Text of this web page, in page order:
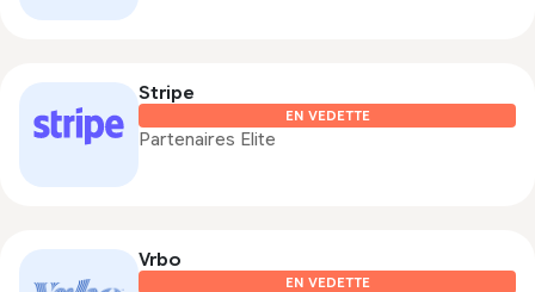
Stripe
EN VEDETTE
Partenaires Elite
Vrbo
EN VEDETTE